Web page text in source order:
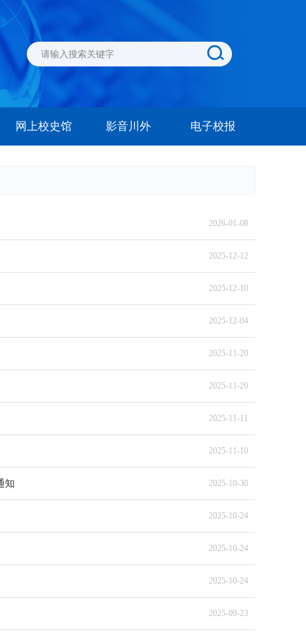
网上校史馆 影音川外 电子校报
2026-01-08
2025-12-12
2025-12-10
2025-12-04
2025-11-20
2025-11-20
2025-11-11
2025-11-10
2025-10-30
知
2025-10-24
2025-10-24
2025-10-24
2025-09-23